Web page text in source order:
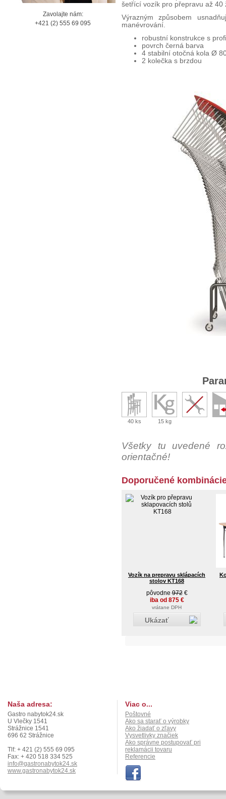
Zavolajte nám:
+421 (2) 555 69 095
šetřící vozík pro přepravu až 40
Výrazným způsobem
manévrování.
robustní konstrukce s
povrch černá barva
4 stabilní otočná kola Ø
2 kolečka s brzdou
40 ks 15 kg
Všetky tu uvedené
orientačné!
Doporučené
Vozík na prepravu sklápacích
stolov KT168
pôvodne972€
iba od 875 €
vrátane DPH
Ukázať
Naša adresa:
Gastro nabytok24.sk
U Vlečky 1541
Strážnice 1541
696 62 Strážnice
Tlf: + 421 (2) 555 69 095
Fax: + 420 518 334 525
info@gastronabytok24.sk
www.gastronabytok24.sk
Viac o...
Poštovné
Ako sa starať o výrobky
Ako žiadať o zľavy
Vysvetlivky značiek
Ako správne postupovať pri
reklamácii tovaru
Referencie